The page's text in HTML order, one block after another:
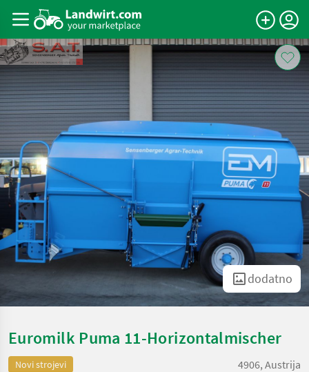
dodatno
Euromilk Puma 11-Horizontalmischer
Novi strojevi 4906, Austrija